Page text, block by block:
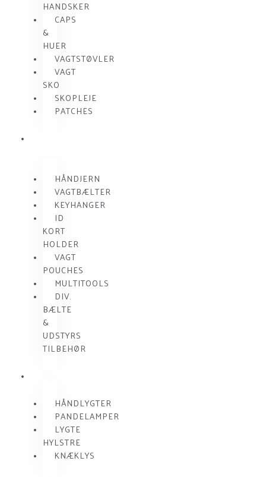
HANDSKER
CAPS
&
HUER
VAGTSTØVLER
VAGT
SKO
SKOPLEJE
PATCHES
HÅNDJERN
VAGTBÆLTER
KEYHANGER
ID
KORT
HOLDER
VAGT
POUCHES
MULTITOOLS
DIV.
BÆLTE
&
UDSTYRS
TILBEHØR
HÅNDLYGTER
PANDELAMPER
LYGTE
HYLSTRE
KNÆKLYS